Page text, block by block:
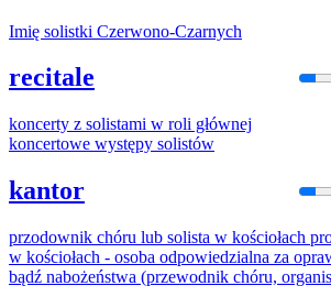
Imię solistki Czerwono-Czarnych
recitale
koncerty z solistami w roli głównej
koncertowe występy solistów
kantor
przodownik chóru lub solista w kościołach
w kościołach - osoba odpowiedzialna za
bądź nabożeństwa (przewodnik chóru,